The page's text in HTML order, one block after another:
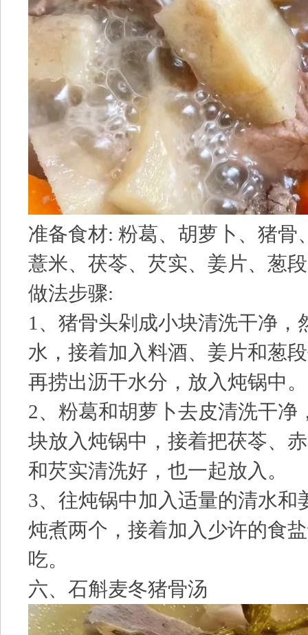
准备食材: 粉葛、胡萝卜、猪骨
薏米、茯苓、芡实、姜片、葱
做法步骤:
1、猪骨头剁成小块清洗干净，
水，接着加入料酒、姜片和葱
再捞出沥干水分，放入炖锅中。
2、粉葛和胡萝卜去皮清洗干净
块放入炖锅中，接着把茯苓、
和芡实清洗好，也一起放入。
3、往炖锅中加入适量的清水和
炖煮两个，接着加入少许的食
吃。
六、石斛麦冬猪骨汤